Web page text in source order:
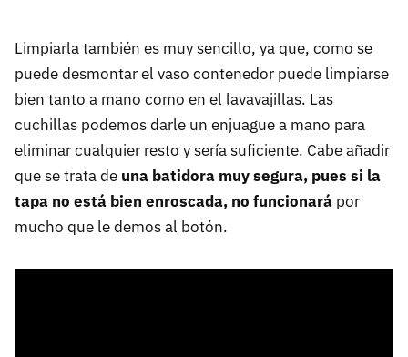
Limpiarla también es muy sencillo, ya que, como se
puede desmontar el vaso contenedor puede limpiarse
bien tanto a mano como en el lavavajillas. Las
cuchillas podemos darle un enjuague a mano para
eliminar cualquier resto y sería suficiente. Cabe añadir
que se trata de una batidora muy segura, pues si la
tapa no está bien enroscada, no funcionará por
mucho que le demos al botón.